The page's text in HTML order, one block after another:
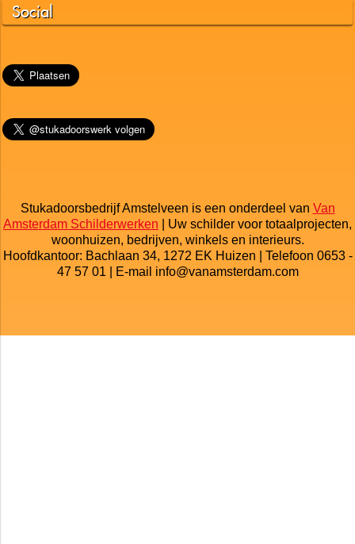
Social
Stukadoorsbedrijf Amstelveen is een onderdeel van Van
Amsterdam Schilderwerken | Uw schilder voor totaalprojecten,
woonhuizen, bedrijven, winkels en interieurs.
Hoofdkantoor: Bachlaan 34, 1272 EK Huizen | Telefoon 0653 -
47 57 01 | E-mail info@vanamsterdam.com